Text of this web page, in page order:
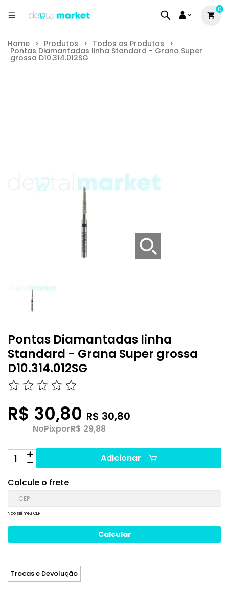
0
Home > Produtos > Todos os Produtos >
Pontas Diamantadas linha Standard - Grana Super
grossa D10.314.012SG
Pontas Diamantadas linha
Standard - Grana Super grossa
D10.314.012SG
R$ 30,80 R$ 30,80
NoPixporR$ 29,88
Adicionar
Calcule o frete
Não sei meu CEP
Trocas e Devolução